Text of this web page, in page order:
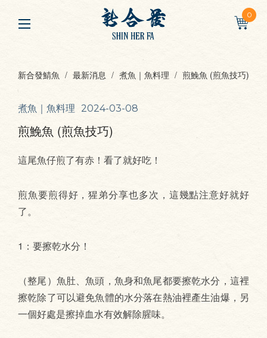
0
新合發鯖魚 最新消息 煮魚｜魚料理 煎鮸魚 (煎魚技巧)
煮魚｜魚料理 2024-03-08
煎鮸魚 (煎魚技巧)
這尾魚仔煎了有赤！看了就好吃！
煎魚要煎得好，猩弟分享也多次，這幾點注意好就好
了。
1：要擦乾水分！
（整尾）魚肚、魚頭，魚身和魚尾都要擦乾水分，這裡
擦乾除了可以避免魚體的水分落在熱油裡產生油爆，另
一個好處是擦掉血水有效解除腥味。